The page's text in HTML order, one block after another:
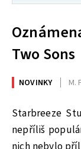
Two Sons
NOVINKY M.
Starbreeze
nepříliš